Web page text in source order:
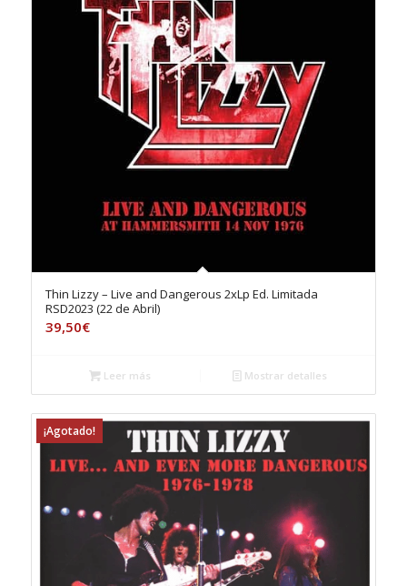
Thin Lizzy – Live and Dangerous 2xLp Ed. Limitada
RSD2023 (22 de Abril)
39,50€
Leer más Mostrar detalles
¡Agotado!